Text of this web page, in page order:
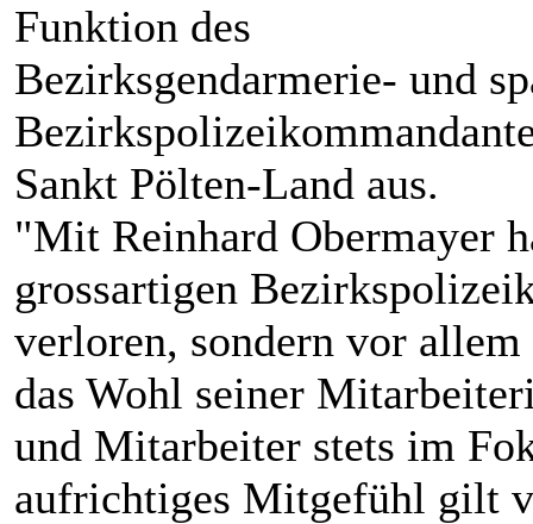
Funktion des
Bezirksgendarmerie- und
Sankt Pölten-Land aus.
"Mit Reinhard Obermayer
grossartigen
verloren, sondern vor
das Wohl seiner
und Mitarbeiter stets im
aufrichtiges Mitgefühl gilt